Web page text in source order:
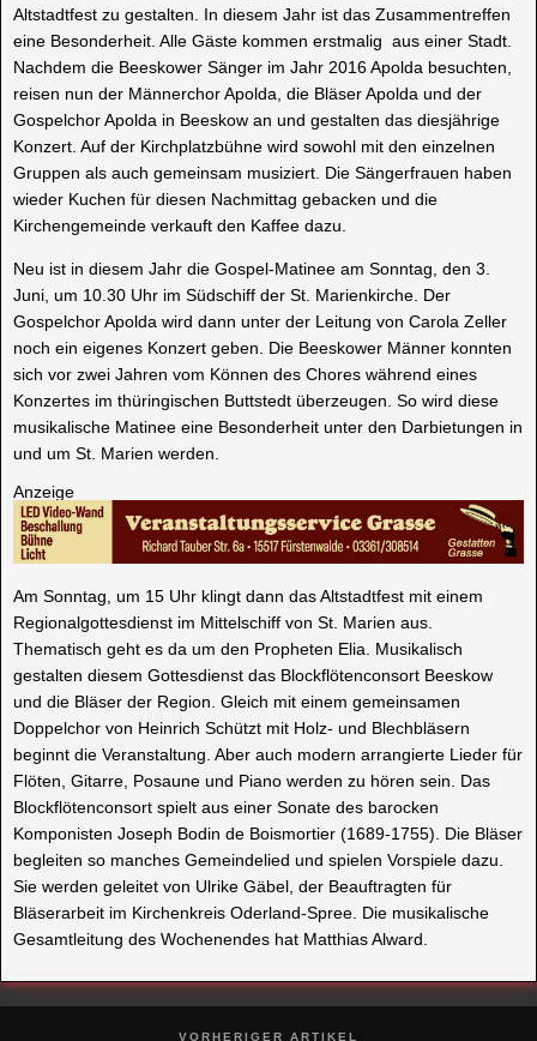
Altstadtfest zu gestalten. In diesem Jahr ist das Zusammentreffen
eine Besonderheit. Alle Gäste kommen erstmalig aus einer Stadt.
Nachdem die Beeskower Sänger im Jahr 2016 Apolda besuchten,
reisen nun der Männerchor Apolda, die Bläser Apolda und der
Gospelchor Apolda in Beeskow an und gestalten das diesjährige
Konzert. Auf der Kirchplatzbühne wird sowohl mit den einzelnen
Gruppen als auch gemeinsam musiziert. Die Sängerfrauen haben
wieder Kuchen für diesen Nachmittag gebacken und die
Kirchengemeinde verkauft den Kaffee dazu.
Neu ist in diesem Jahr die Gospel-Matinee am Sonntag, den 3.
Juni, um 10.30 Uhr im Südschiff der St. Marienkirche. Der
Gospelchor Apolda wird dann unter der Leitung von Carola Zeller
noch ein eigenes Konzert geben. Die Beeskower Männer konnten
sich vor zwei Jahren vom Können des Chores während eines
Konzertes im thüringischen Buttstedt überzeugen. So wird diese
musikalische Matinee eine Besonderheit unter den Darbietungen in
und um St. Marien werden.
Anzeige
Am Sonntag, um 15 Uhr klingt dann das Altstadtfest mit einem
Regionalgottesdienst im Mittelschiff von St. Marien aus.
Thematisch geht es da um den Propheten Elia. Musikalisch
gestalten diesem Gottesdienst das Blockflötenconsort Beeskow
und die Bläser der Region. Gleich mit einem gemeinsamen
Doppelchor von Heinrich Schützt mit Holz- und Blechbläsern
beginnt die Veranstaltung. Aber auch modern arrangierte Lieder für
Flöten, Gitarre, Posaune und Piano werden zu hören sein. Das
Blockflötenconsort spielt aus einer Sonate des barocken
Komponisten Joseph Bodin de Boismortier (1689-1755). Die Bläser
begleiten so manches Gemeindelied und spielen Vorspiele dazu.
Sie werden geleitet von Ulrike Gäbel, der Beauftragten für
Bläserarbeit im Kirchenkreis Oderland-Spree. Die musikalische
Gesamtleitung des Wochenendes hat Matthias Alward.
VORHERIGER ARTIKEL